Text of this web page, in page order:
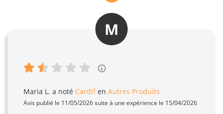
M
Maria L. a noté Cardifen Autres Produits
Avis publié le 11/05/2026 suite à une expérience le 15/04/2026